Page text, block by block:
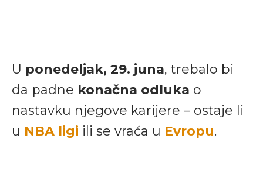
U ponedeljak, 29. juna, trebalo bi
da padne konačna odluka o
nastavku njegove karijere – ostaje li
u NBA ligi ili se vraća u Evropu.